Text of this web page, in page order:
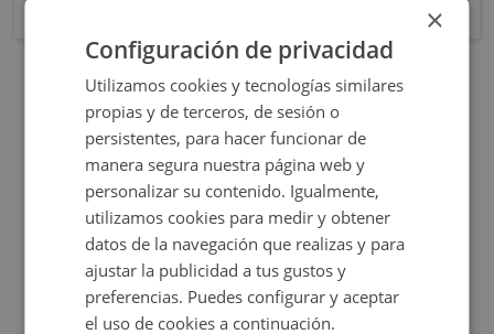
OBRA NUEVA
Cl Elche S/n, 03690 San Vicente Raspeig -
×
Configuración de privacidad
Utilizamos cookies y tecnologías similares
propias y de terceros, de sesión o
persistentes, para hacer funcionar de
manera segura nuestra página web y
personalizar su contenido. Igualmente,
utilizamos cookies para medir y obtener
datos de la navegación que realizas y para
ajustar la publicidad a tus gustos y
preferencias. Puedes configurar y aceptar
el uso de cookies a continuación.